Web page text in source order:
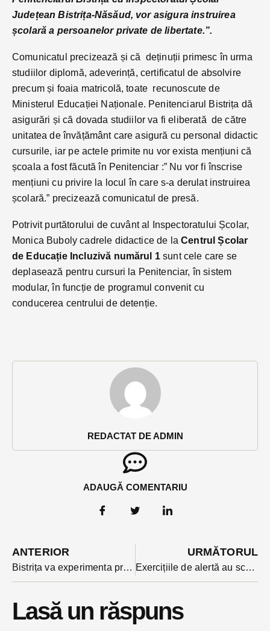
REDACTAT DE ADMIN
ADAUGĂ COMENTARIU
Județean Bistrița-Năsăud, vor asigura instruirea
școlară a persoanelor private de libertate.”.
Comunicatul precizează și că deținuții primesc în urma
studiilor diplomă, adeverință, certificatul de absolvire
precum și foaia matricolă, toate recunoscute de
Ministerul Educației Naționale. Penitenciarul Bistrița dă
asigurări și că dovada studiilor va fi eliberată de către
unitatea de învățământ care asigură cu personal didactic
cursurile, iar pe actele primite nu vor exista mențiuni că
școala a fost făcută în Penitenciar :” Nu vor fi înscrise
mențiuni cu privire la locul în care s-a derulat instruirea
școlară.” precizează comunicatul de presă.
Potrivit purtătorului de cuvânt al Inspectoratului Școlar,
Monica Buboly cadrele didactice de laCentrul Școlar
de Educație Incluzivă numărul 1sunt cele care se
deplasează pentru cursuri la Penitenciar, în sistem
modular, în funcție de programul convenit cu
conducerea centrului de detenție.
ANTERIOR
Bistrița va experimenta prima tariful diferențiat la salubritate- promite ministrul mediului
URMĂTORUL
Exercițiile de alertă au scos astăzi de la ore elevii de la Colegiul Rebreanu: un minut a fost timpul de evacuare
Lasă un răspuns